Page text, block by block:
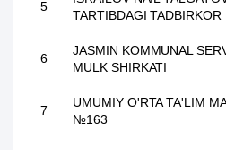
5
TARTIBDAGI TADBIRKOR
6
JASMIN KOMMUNAL
MULK SHIRKATI
7
UMUMIY O'RTA TA'LIM
№163